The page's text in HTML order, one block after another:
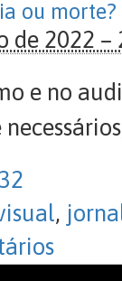
ou morte?
de 2022 –
e no
,